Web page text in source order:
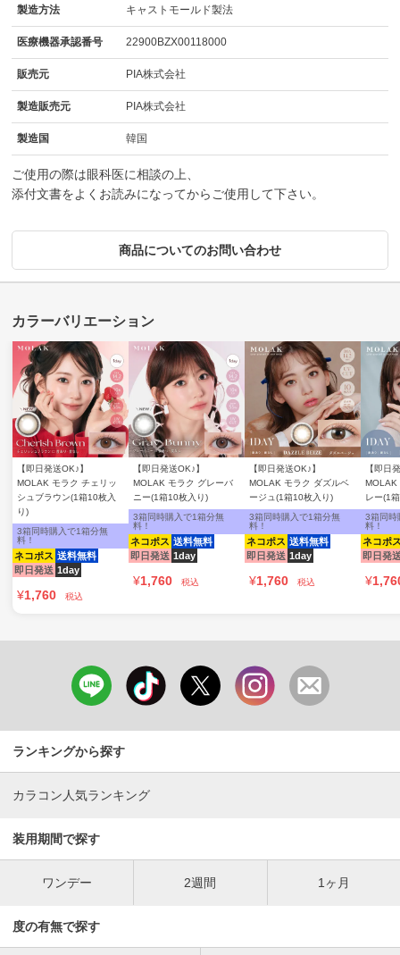
製造方法 キャストモールド製法
医療機器承認番号 22900BZX00118000
販売元 PIA株式会社
製造販売元 PIA株式会社
製造国 韓国
ご使用の際は眼科医に相談の上、
添付文書をよくお読みになってからご使用して下さい。
商品についてのお問い合わせ
【即日発送OK♪】
MOLAK モラク チェリッ
シュブラウン(1箱10枚入
り)
ネコポス 送料無料
即日発送 1day
3箱同時購入で1箱分無
料！
¥1,760 税込
【即日発送OK♪】
MOLAK モラク グレーバ
ニー(1箱10枚入り)
ネコポス 送料無料
即日発送 1day
3箱同時購入で1箱分無
料！
¥1,760 税込
【即日発送OK♪】
MOLAK モラク ダズルベ
ージュ(1箱10枚入り)
ネコポス 送料無料
即日発送 1day
3箱同時購入で1箱分無
料！
¥1,760 税込
【即日
MOLAK
レー(1
ネコポ
即日発
3箱同時
料！
¥
ランキングから探す
カラコン人気ランキング
装用期間で探す
ワンデー 2週間 1ヶ月
度の有無で探す